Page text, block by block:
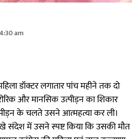
am
डॉक्टर लगातार पांच महीने तक दो
और मानसिक उत्पीड़न का शिकार
के चलते उसने आत्महत्या कर ली।
संदेश में उसने स्पष्ट किया कि उसकी मौत